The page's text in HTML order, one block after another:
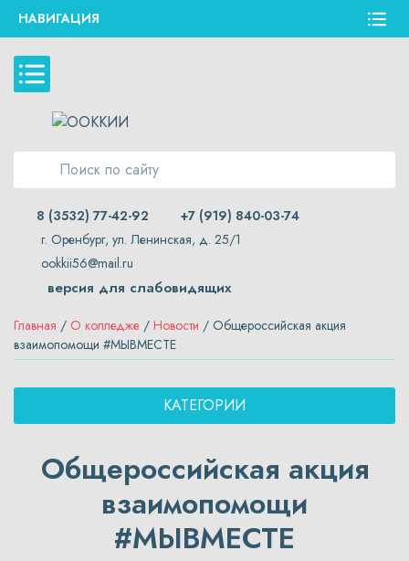
НАВИГАЦИЯ
8 (3532) 77-42-92
+7 (919) 840-03-74
г. Оренбург, ул. Ленинская, д. 25/1
ookkii56@mail.ru
версия для слабовидящих
Главная / О колледже / Новости / Общероссийская акция
взаимопомощи #МЫВМЕСТЕ
КАТЕГОРИИ
Общероссийская акция
взаимопомощи
#МЫВМЕСТЕ